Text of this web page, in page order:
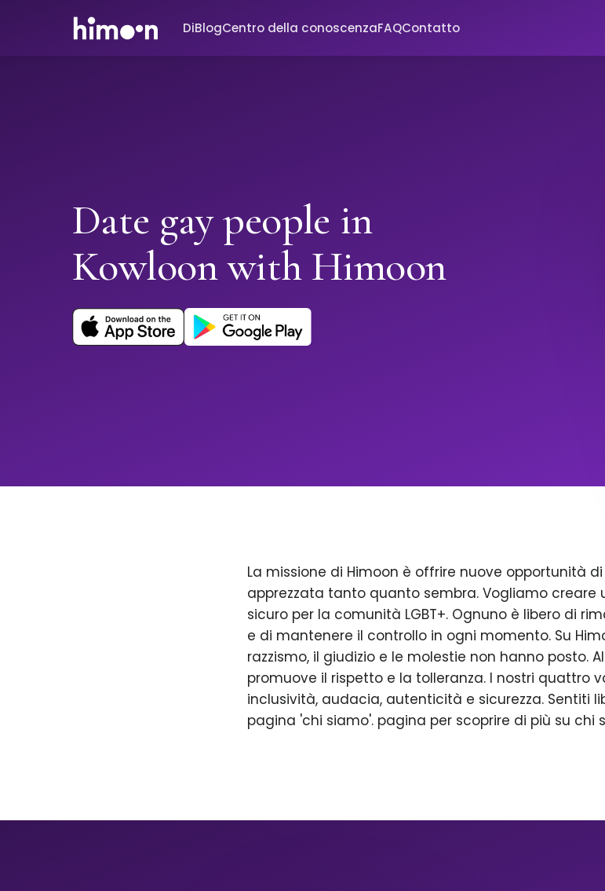
DiBlogCentro della conoscenzaFAQContatto
Date gay people in
Kowloon with Himoon
La missione di Himoon è offrire nuove opportunità
apprezzata tanto quanto sembra. Vogliamo creare
sicuro per la comunità LGBT+. Ognuno è libero di
e di mantenere il controllo in ogni momento. Su
razzismo, il giudizio e le molestie non hanno posto.
promuove il rispetto e la tolleranza. I nostri quattro
inclusività, audacia, autenticità e sicurezza. Sentiti
pagina 'chi siamo'. pagina per scoprire di più su chi